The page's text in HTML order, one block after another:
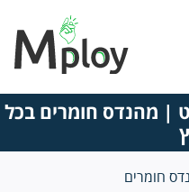
| מהנדס חומרים בכל
חומרים